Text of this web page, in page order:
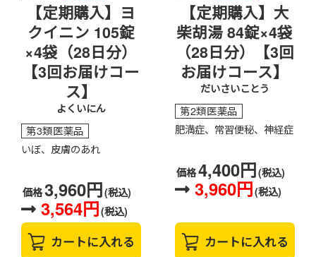
【定期購入】ヨ
クイニン 105錠
×4袋（28日分）
【3回お届けコー
ス】
よくいにん
第3類医薬品
いぼ、皮膚のあれ
価格3,960円(税込)
3,564円(税込)
カートに入れる
【定期購入】大
柴胡湯 84錠×4袋
（28日分）【3回
お届けコース】
だいさいことう
第2類医薬品
肥満症、常習便秘、神経症
価格4,400円(税込)
3,960円(税込)
カートに入れる